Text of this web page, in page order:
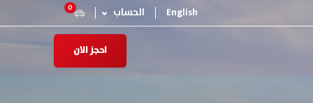
English الحساب 0
احجز الان